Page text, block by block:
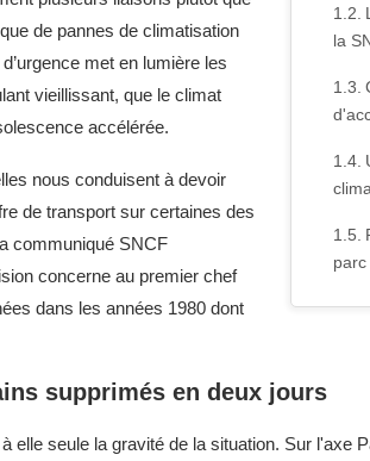
la
parc
de pannes de climatisation
met en lumière les
vieillissant, que le climat
accélérée.
nous conduisent à devoir
de transport sur certaines des
communiqué SNCF
concerne au premier chef
dans les années 1980 dont
supprimés en deux jours
elle seule la gravité de la situation. Sur l'axe